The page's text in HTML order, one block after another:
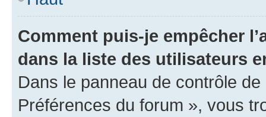
Comment puis-je empêcher
dans la liste des utilisateurs
Dans le panneau de contrôle
Préférences du forum », vous